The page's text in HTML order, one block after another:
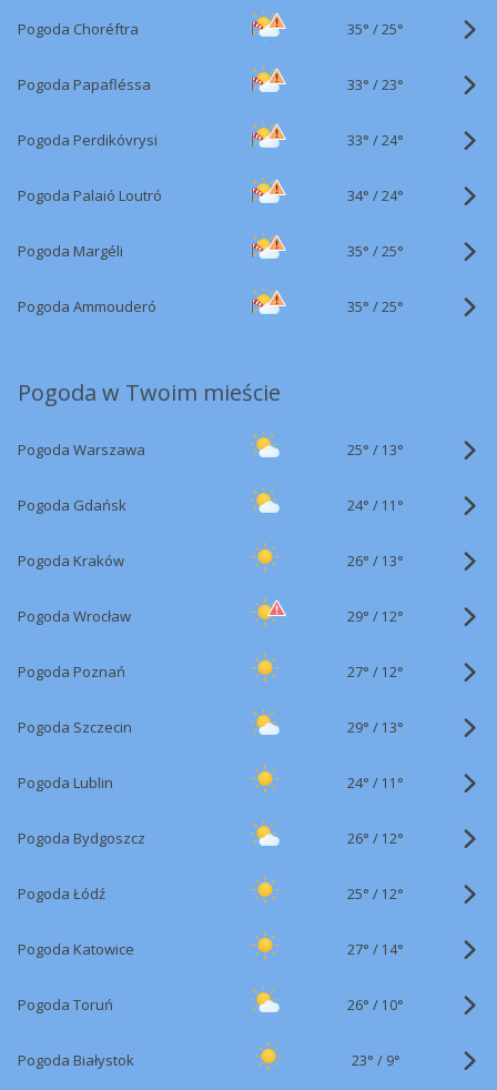
Pogoda Choréftra 35° /25°
Pogoda Papafléssa 33° /23°
Pogoda Perdikóvrysi 33° /24°
Pogoda Palaió Loutró 34° /24°
Pogoda Margéli 35° /25°
Pogoda Ammouderó 35° /25°
Pogoda w Twoim mieście
Pogoda Warszawa 25° / 13°
Pogoda Gdańsk 24° / 11°
Pogoda Kraków 26° / 13°
Pogoda Wrocław 29° / 12°
Pogoda Poznań 27° / 12°
Pogoda Szczecin 29° / 13°
Pogoda Lublin 24° / 11°
Pogoda Bydgoszcz 26° / 12°
Pogoda Łódź 25° / 12°
Pogoda Katowice 27° / 14°
Pogoda Toruń 26° / 10°
Pogoda Białystok 23° / 9°